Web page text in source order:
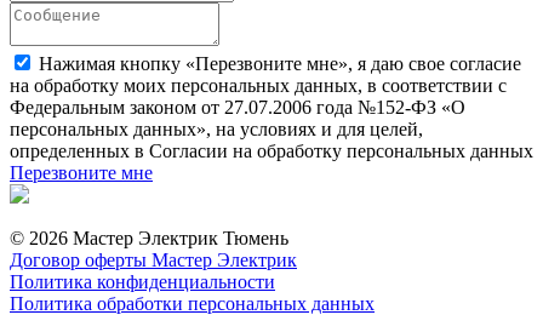
Нажимая кнопку «Перезвоните мне», я даю свое согласие
на обработку моих персональных данных, в соответствии с
Федеральным законом от 27.07.2006 года №152-ФЗ «О
персональных данных», на условиях и для целей,
определенных в Согласии на обработку персональных данных
Перезвоните мне
© 2026 Мастер Электрик Тюмень
Договор оферты Мастер Электрик
Политика конфиденциальности
Политика обработки персональных данных